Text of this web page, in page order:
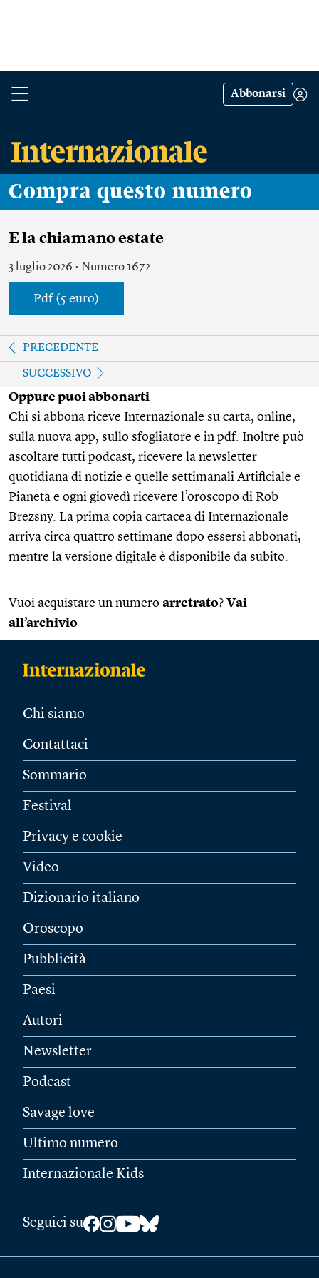
Abbonarsi
Compra questo numero
E la chiamano estate
3 luglio 2026 • Numero 1672
Pdf (5 euro)
PRECEDENTE
SUCCESSIVO
Oppure puoi abbonarti
Chi si abbona riceve Internazionale su carta, online,
sulla nuova app, sullo sfogliatore e in pdf. Inoltre può
ascoltare tutti podcast, ricevere la newsletter
quotidiana di notizie e quelle settimanali Artificiale e
Pianeta e ogni giovedì ricevere l’oroscopo di Rob
Brezsny. La prima copia cartacea di Internazionale
arriva circa quattro settimane dopo essersi abbonati,
mentre la versione digitale è disponibile da subito.
Vuoi acquistare un numero arretrato? Vai
all’archivio
Chi siamo
Contattaci
Sommario
Festival
Privacy e cookie
Video
Dizionario italiano
Oroscopo
Pubblicità
Paesi
Autori
Newsletter
Podcast
Savage love
Ultimo numero
Internazionale Kids
Seguici su